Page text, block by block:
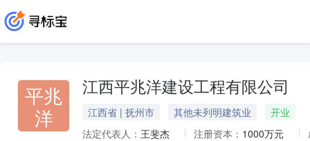
平兆
洋
江西平兆洋建设工程有限公司
江西省 | 抚州市 其他未列明建筑业
开业
法定代表人： 王斐杰 注册资本： 1000万元